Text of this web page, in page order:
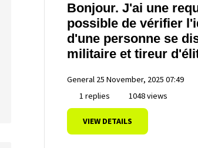
Bonjour. J'ai une
possible de vérifier
d'une personne se
militaire et tireur
General 25 November, 2025 07:49
1 replies
1048 views
VIEW DETAILS